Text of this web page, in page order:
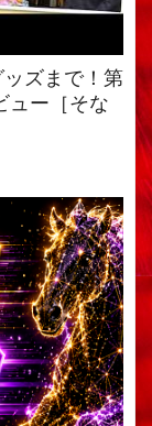
ズまで！第
ュー［そな